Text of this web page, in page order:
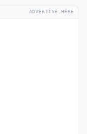
ADVERTISE HERE